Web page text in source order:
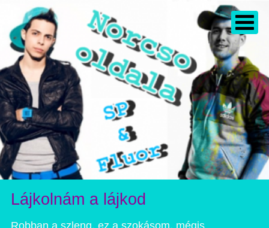
Lájkolnám a lájkod
Robban a szleng, ez a szokásom, mégis